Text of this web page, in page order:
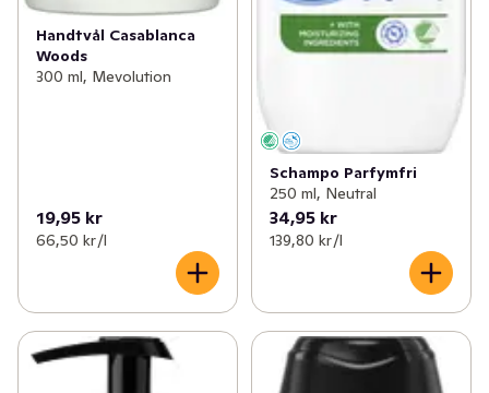
Handtvål Casablanca
Woods
300 ml, Mevolution
19,95 kr
66,50 kr /l
Schampo Parfymfri
250 ml, Neutral
34,95 kr
139,80 kr /l